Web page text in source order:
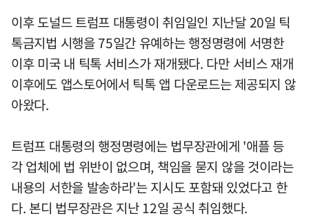
이후 도널드 트럼프 대통령이 취임일인 지난달 20일 틱
톡금지법 시행을 75일간 유예하는 행정명령에 서명한
이후 미국 내 틱톡 서비스가 재개됐다. 다만 서비스 재개
이후에도 앱스토어에서 틱톡 앱 다운로드는 제공되지 않
아왔다.
트럼프 대통령의 행정명령에는 법무장관에게 '애플 등
각 업체에 법 위반이 없으며, 책임을 묻지 않을 것이라는
내용의 서한을 발송하라'는 지시도 포함돼 있었다고 한
다. 본디 법무장관은 지난 12일 공식 취임했다.